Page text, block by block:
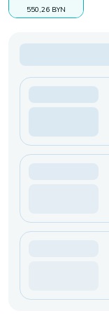
550,26 BYN